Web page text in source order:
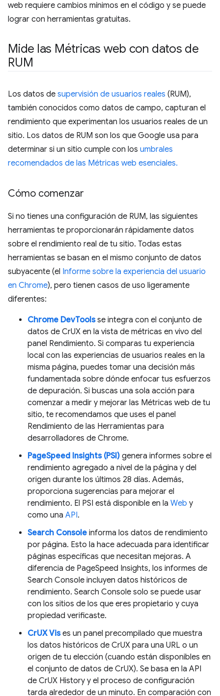
web requiere cambios mínimos en el código y se puede
lograr con herramientas gratuitas.
Mide las Métricas web con datos de
RUM
Los datos de supervisión de usuarios reales (RUM),
también conocidos como datos de campo, capturan el
rendimiento que experimentan los usuarios reales de un
sitio. Los datos de RUM son los que Google usa para
determinar si un sitio cumple con los umbrales
recomendados de las Métricas web esenciales.
Cómo comenzar
Si no tienes una configuración de RUM, las siguientes
herramientas te proporcionarán rápidamente datos
sobre el rendimiento real de tu sitio. Todas estas
herramientas se basan en el mismo conjunto de datos
subyacente (el Informe sobre la experiencia del usuario
en Chrome), pero tienen casos de uso ligeramente
diferentes:
Chrome DevToolsse integra con el conjunto de
datos de CrUX en la vista de métricas en vivo del
panel Rendimiento. Si comparas tu experiencia
local con las experiencias de usuarios reales en la
misma página, puedes tomar una decisión más
fundamentada sobre dónde enfocar tus esfuerzos
de depuración. Si buscas una sola acción para
comenzar a medir y mejorar las Métricas web de tu
sitio, te recomendamos que uses el panel
Rendimiento de las Herramientas para
desarrolladores de Chrome.
PageSpeed Insights (PSI) genera informes sobre el
rendimiento agregado a nivel de la página y del
origen durante los últimos 28 días. Además,
proporciona sugerencias para mejorar el
rendimiento. El PSI está disponible en la Web y
como una API.
Search Console informa los datos de rendimiento
por página. Esto la hace adecuada para identificar
páginas específicas que necesitan mejoras. A
diferencia de PageSpeed Insights, los informes de
Search Console incluyen datos históricos de
rendimiento. Search Console solo se puede usar
con los sitios de los que eres propietario y cuya
propiedad verificaste.
CrUX Vises un panel precompilado que muestra
los datos históricos de CrUX para una URL o un
origen de tu elección (cuando están disponibles en
el conjunto de datos de CrUX). Se basa en la API
de CrUX History y el proceso de configuración
tarda alrededor de un minuto. En comparación con